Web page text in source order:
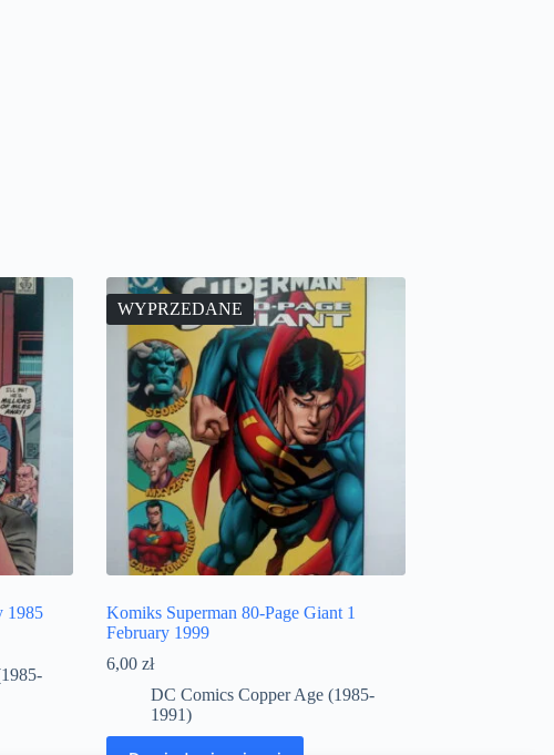
1985
WYPRZEDANE
Komiks Superman 80-Page Giant 1
February 1999
6,00 zł
DC Comics Copper Age (1985-
1991)